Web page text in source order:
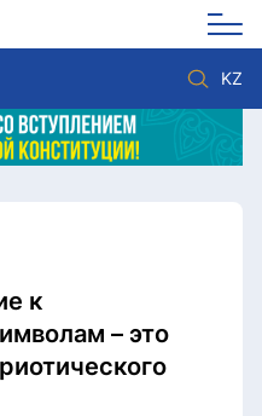
KZ
Комплаенс
к
– это